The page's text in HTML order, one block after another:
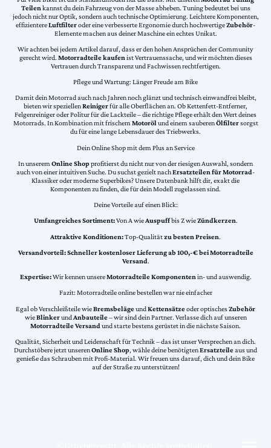
Teilen kannst du dein Fahrzeug von der Masse abheben. Tuning bedeutet bei uns
jedoch nicht nur Optik, sondern auch technische Optimierung. Leichtere Komponenten,
effizientereLuftfilteroder eine verbesserte Ergonomie durch hochwertigeZubehör-
Elemente machen aus deiner Maschine ein echtes Unikat.
Wir achten bei jedem Artikel darauf, dass er den hohen Ansprüchen der Community
gerecht wird. Motorradteile kaufen ist Vertrauenssache, und wir möchten dieses
Vertrauen durch Transparenz und Fachwissen rechtfertigen.
Pflege und Wartung: Länger Freude am Bike
Damit dein Motorrad auch nach Jahren noch glänzt und technisch einwandfrei bleibt,
bieten wir speziellenReinigerfür alle Oberflächen an. Ob Kettenfett-Entferner,
Felgenreiniger oder Politur für die Lackteile – die richtige Pflege erhält den Wert deines
Motorrads. In Kombination mit frischemMotorölund einem sauberenÖlfiltersorgst
du für eine lange Lebensdauer des Triebwerks.
Dein Online Shop mit dem Plus an Service
In unserem Online Shopprofitierst du nicht nur von der riesigen Auswahl, sondern
auch von einer intuitiven Suche. Du suchst gezielt nachErsatzteilen für Motorrad-
Klassiker oder moderne Superbikes? Unsere Datenbank hilft dir, exakt die
Komponenten zu finden, die für dein Modell zugelassen sind.
Deine Vorteile auf einen Blick:
Umfangreiches Sortiment:Von A wieAuspuffbis Z wieZündkerzen.
Attraktive Konditionen:Top-Qualitätzu besten Preisen.
Versandvorteil:Schneller kostenloser Lieferung ab 100,-€ bei Motorradteile
Versand.
Expertise:Wir kennen unsereMotorradteile Komponentenin- und auswendig.
Fazit: Motorradteile online bestellen war nie einfacher
Egal ob Verschleißteile wieBremsbelägeundKettensätzeoder optischesZubehör
wieBlinkerundAnbauteile– wir sind dein Partner. Verlasse dich auf unseren
Motorradteile Versand und starte bestens gerüstet in die nächste Saison.
Qualität, Sicherheit und Leidenschaft für Technik – das ist unser Versprechen an dich.
Durchstöbere jetzt unserenOnline Shop, wähle deine benötigtenErsatzteileaus und
genieße das Schrauben mit Profi-Material. Wir freuen uns darauf, dich und dein Bike
auf der Straße zu unterstützen!